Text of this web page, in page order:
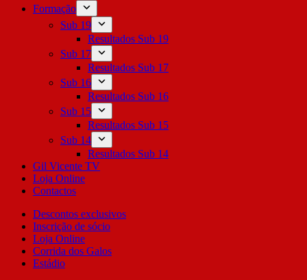
Formação
Sub 19
Resultados Sub 19
Sub 17
Resultados Sub 17
Sub 16
Resultados Sub 16
Sub 15
Resultados Sub 15
Sub 14
Resultados Sub 14
Gil Vicente TV
Loja Online
Contactos
Descontos exclusivos
Inscrição de sócio
Loja Online
Corrida dos Galos
Estádio